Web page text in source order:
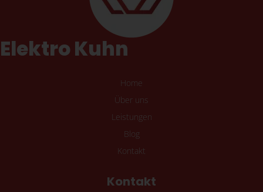
Elektro Kuhn
Home
Über uns
Leistungen
Blog
Kontakt
Kontakt